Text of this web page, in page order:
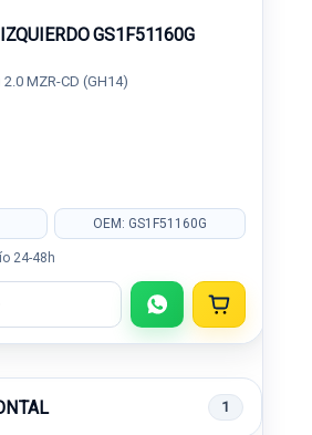
GS1F51160G
MZR-CD (GH14)
OEM: GS1F51160G
24-48h
1